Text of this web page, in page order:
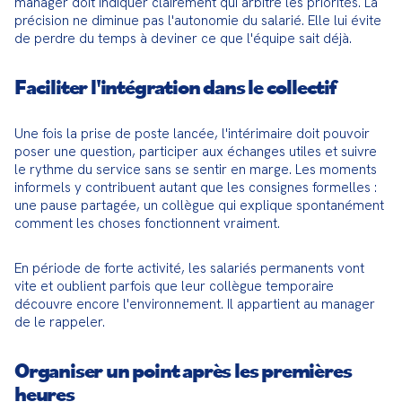
précision ne diminue pas l'autonomie du salarié. Elle lui évite
de perdre du temps à deviner ce que l'équipe sait déjà.
Faciliter l'intégration dans le collectif
Une fois la prise de poste lancée, l'intérimaire doit pouvoir
poser une question, participer aux échanges utiles et suivre
le rythme du service sans se sentir en marge. Les moments
informels y contribuent autant que les consignes formelles :
une pause partagée, un collègue qui explique spontanément
comment les choses fonctionnent vraiment.
En période de forte activité, les salariés permanents vont
vite et oublient parfois que leur collègue temporaire
découvre encore l'environnement. Il appartient au manager
de le rappeler.
Organiser un point après les premières
heures